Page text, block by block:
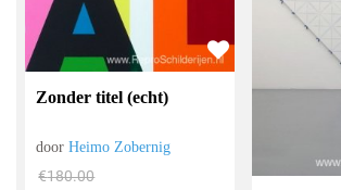
Zonder titel (echt)
doorHeimo Zobernig
€180.00